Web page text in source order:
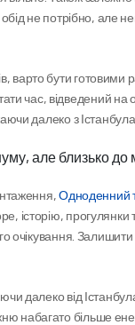
не потрібно, але
варто бути готовими
час, відведений на
далеко з Істанбула.
але близько до
Одноденний
історію, прогулянки
очікування.
далеко від
більше